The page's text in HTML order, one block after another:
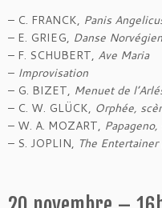
– C. FRANCK, Panis
– E. GRIEG, Danse
– F. SCHUBERT, Ave Maria
– Improvisation
– G. BIZET, Menuet de
– C. W. GLÜCK, Orphée,
– W. A. MOZART,
– S. JOPLIN, The